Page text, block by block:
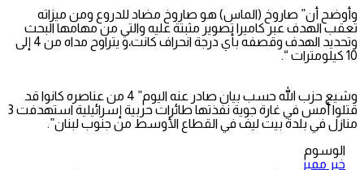
وأوضح أن” صاروخ (الماس) هو صاروخ مضاد للدروع ومن ميزاته
تعقب الهدف عبر كاميرا تصوير مثبتة عليه والتي من مهامها البحث
وتحديد الهدف وقصفه بأي درجة انحراف كانت،و يتراوح مداه من 4 إلى
10 كيلومترات “.
وشيع حزب الله حسب بيان صادر عنه اليوم” 4 من عناصره كانوا قد
قتلوا أمس في غارة جوية نفذتها طائرات حربية إسرائيلية استهدفت 3
منازل في بلدة بيت ليف في القطاع الأوسط من جنوب لبنان”.
الوسوم
خبر مميز